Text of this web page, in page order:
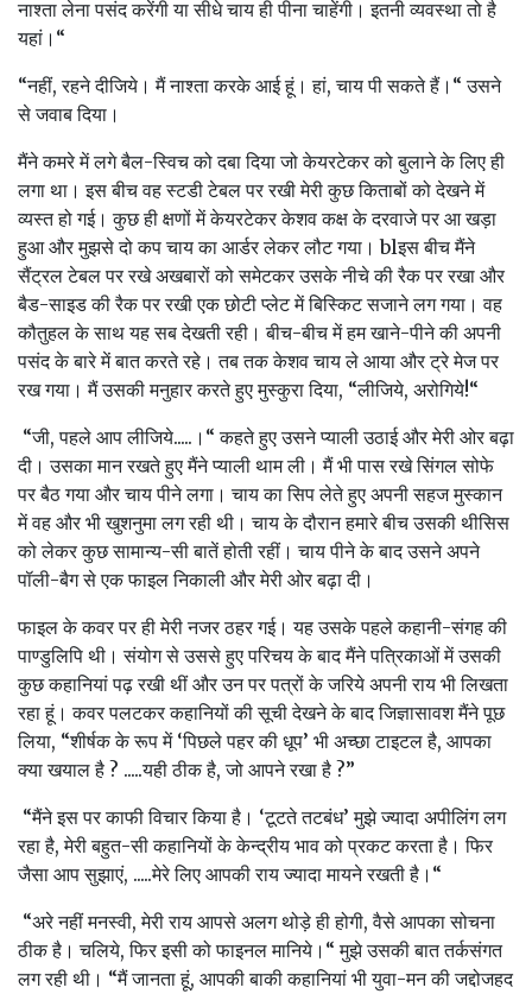
नाश्‍ता लेना पसंद करेंगी या सीधे चाय ही पीना चाहेंगी। इतनी व्‍यवस्‍था तो है
यहां।“
“नहीं, रहने दीजिये। मैं नाश्‍ता करके आई हूं। हां, चाय पी सकते हैं।“ उसने
से जवाब दिया।
मैंने कमरे में लगे बैल-स्विच को दबा दिया जो केयरटेकर को बुलाने के लिए ही
लगा था। इस बीच वह स्‍टडी टेबल पर रखी मेरी कुछ किताबों को देखने में
व्‍यस्‍त हो गई। कुछ ही क्षणों में केयरटेकर केशव कक्ष के दरवाजे पर आ खड़ा
हुआ और मुझसे दो कप चाय का आर्डर लेकर लौट गया। blइस बीच मैंने
सैंट्रल टेबल पर रखे अखबारों को समेटकर उसके नीचे की रैक पर रखा और
बैड-साइड की रैक पर रखी एक छोटी प्‍लेट में बिस्किट सजाने लग गया। वह
कौतुहल के साथ यह सब देखती रही। बीच-बीच में हम खाने-पीने की अपनी
पसंद के बारे में बात करते रहे। तब तक केशव चाय ले आया और ट्रे मेज पर
रख गया। मैं उसकी मनुहार करते हुए मुस्‍कुरा दिया, “लीजिये, अरोगिये!“
“जी, पहले आप लीजिये.....।“ कहते हुए उसने प्‍याली उठाई और मेरी ओर बढ़ा
दी। उसका मान रखते हुए मैंने प्‍याली थाम ली। मैं भी पास रखे सिंगल सोफे
पर बैठ गया और चाय पीने लगा। चाय का सिप लेते हुए अपनी सहज मुस्‍कान
में वह और भी खुशनुमा लग रही थी। चाय के दौरान हमारे बीच उसकी थीसिस
को ले‍कर कुछ सामान्‍य-सी बातें होती रहीं। चाय पीने के बाद उसने अपने
पॉली-बैग से एक फाइल निकाली और मेरी ओर बढ़ा दी।
फाइल के कवर पर ही मेरी नजर ठहर गई। यह उसके पहले कहानी-संगह की
पाण्‍डुलिपि थी। संयोग से उससे हुए परिचय के बाद मैंने पत्रिकाओं में उसकी
कुछ कहानियां पढ़ रखी थीं और उन पर पत्रों के जरिये अपनी राय भी लिखता
रहा हूं। कवर पलटकर कहानियों की सूची देखने के बाद जिज्ञासावश मैंने पूछ
लिया, “शीर्षक के रूप में ‘पिछले पहर की धूप’ भी अच्‍छा टाइटल है, आपका
क्‍या खयाल है ? .....यही ठीक है, जो आपने रखा है ?”
“मैंने इस पर काफी विचार किया है। ‘टूटते तटबंध’ मुझे ज्‍यादा अपीलिंग लग
रहा है, मेरी बहुत-सी कहानियों के केन्‍द्रीय भाव को प्रकट करता है। फिर
जैसा आप सुझाएं, .....मेरे लिए आपकी राय ज्‍यादा मायने रखती है।“
“अरे नहीं मनस्‍वी, मेरी राय आपसे अलग थोड़े ही होगी, वैसे आपका सोचना
ठीक है। चलिये, फिर इसी को फाइनल मानिये।“ मुझे उसकी बात तर्कसंगत
लग रही थी। “मैं जानता हूं, आपकी बाकी कहानियां भी युवा-मन की जद्दोजहद